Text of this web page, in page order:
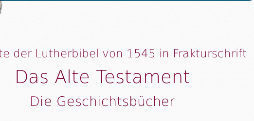
der Lutherbibel von 1545 in Frakturschrift
Das Alte Testament
Die Geschichtsbücher